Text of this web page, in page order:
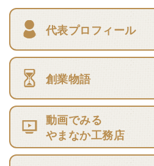
代表プロフィール
創業物語
動画でみる
やまなか工務店